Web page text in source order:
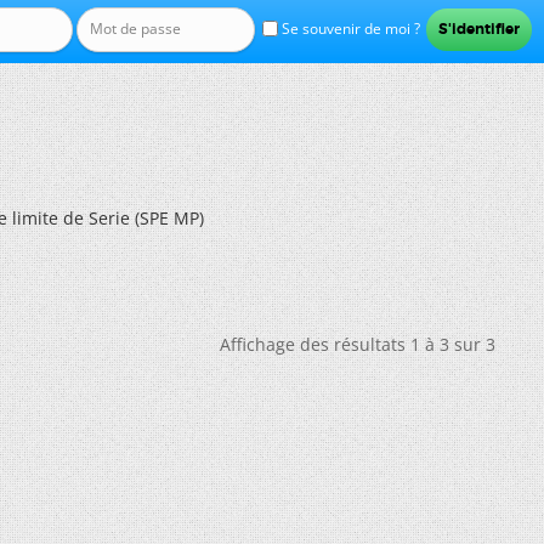
Se souvenir de moi ?
limite de Serie (SPE MP)
Affichage des résultats 1 à 3 sur 3